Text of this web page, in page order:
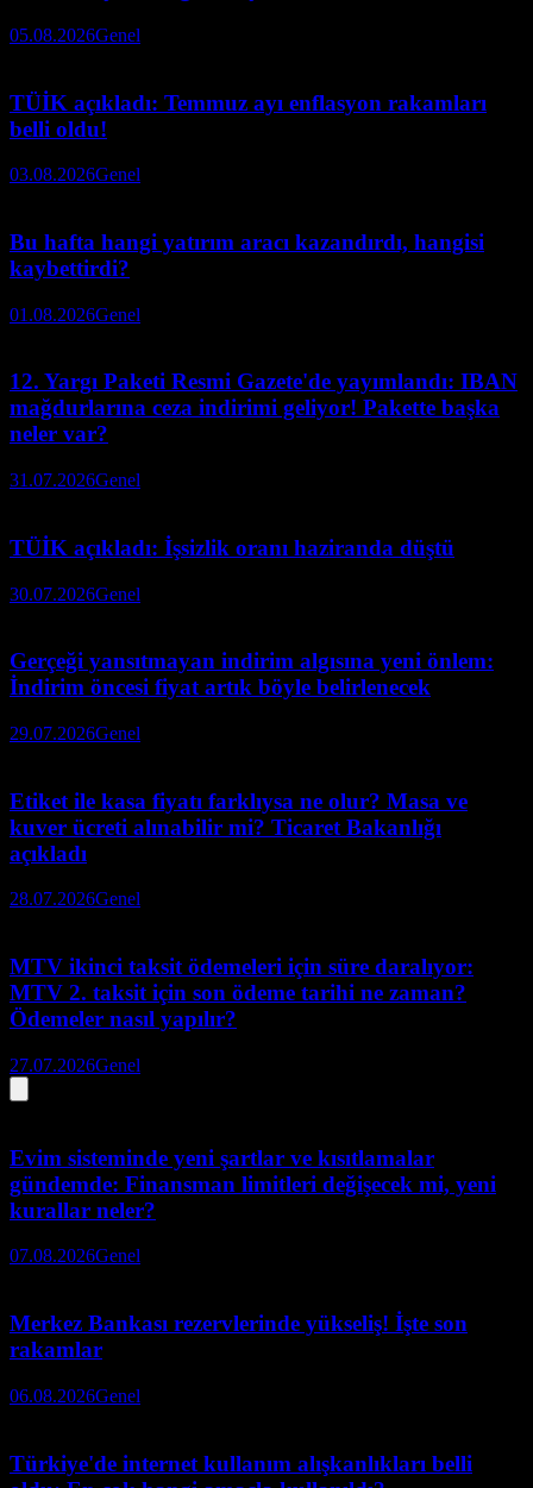
05.08.2026Genel
TÜİK açıkladı: Temmuz ayı enflasyon rakamları
belli oldu!
03.08.2026Genel
Bu hafta hangi yatırım aracı kazandırdı, hangisi
kaybettirdi?
01.08.2026Genel
12. Yargı Paketi Resmi Gazete'de yayımlandı: IBAN
mağdurlarına ceza indirimi geliyor! Pakette başka
neler var?
31.07.2026Genel
TÜİK açıkladı: İşsizlik oranı haziranda düştü
30.07.2026Genel
Gerçeği yansıtmayan indirim algısına yeni önlem:
İndirim öncesi fiyat artık böyle belirlenecek
29.07.2026Genel
Etiket ile kasa fiyatı farklıysa ne olur? Masa ve
kuver ücreti alınabilir mi? Ticaret Bakanlığı
açıkladı
28.07.2026Genel
MTV ikinci taksit ödemeleri için süre daralıyor:
MTV 2. taksit için son ödeme tarihi ne zaman?
Ödemeler nasıl yapılır?
27.07.2026Genel
Evim sisteminde yeni şartlar ve kısıtlamalar
gündemde: Finansman limitleri değişecek mi, yeni
kurallar neler?
07.08.2026Genel
Merkez Bankası rezervlerinde yükseliş! İşte son
rakamlar
06.08.2026Genel
Türkiye'de internet kullanım alışkanlıkları belli